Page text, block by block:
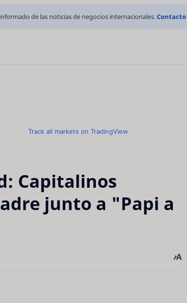
de las noticias de negocios internacionales.Contacto
Track all markets on TradingView
Capitalinos
junto a "Papi a